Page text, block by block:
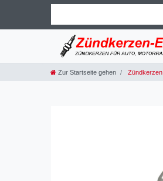
Zur Startseite gehen Zündkerzen